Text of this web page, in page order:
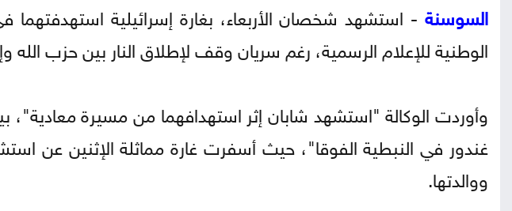
السوسنة - استشهد شخصان الأربعاء، بغارة إسرائيلية
الوطنية للإعلام الرسمية، رغم سريان وقف لإطلاق النار بين حزب الله
وأوردت الوكالة "استشهد شابان إثر استهدافهما من مسيرة
غندور في النبطية الفوقا"، حيث أسفرت غارة مماثلة الإثنين عن
ووالدتها.